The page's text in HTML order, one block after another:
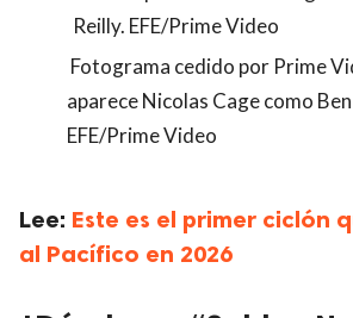
Fotograma cedido por Prime
aparece Nicolas Cage como
EFE/Prime Video
Lee: Este es el primer ciclón
al Pacífico en 2026